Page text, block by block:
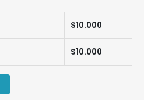
$10.000
$10.000